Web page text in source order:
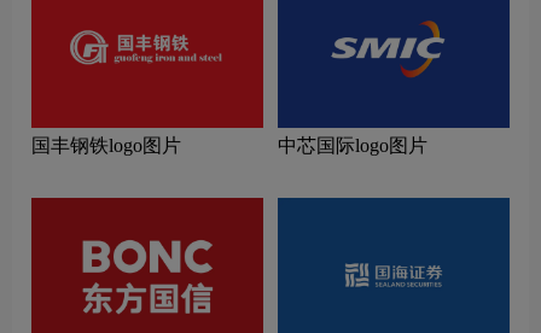
国丰钢铁logo图片 中芯国际logo图片